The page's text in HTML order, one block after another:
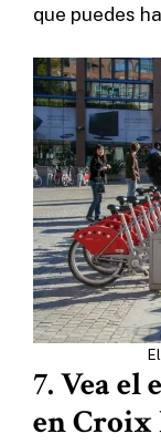
que puedes
7. Vea el
en Croix